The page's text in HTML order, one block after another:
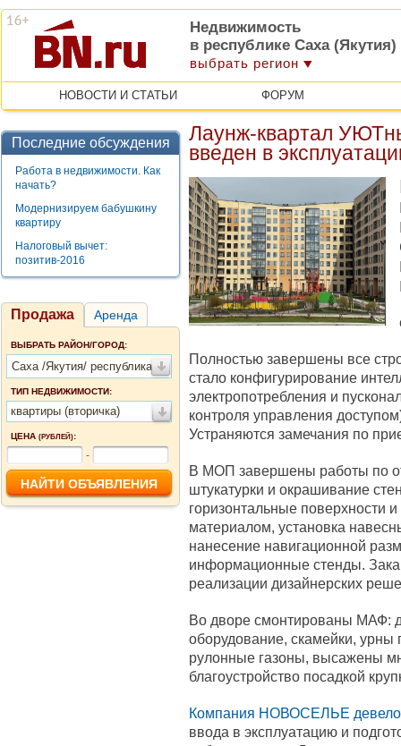
Недвижимость
в республике Саха (Якутия)
выбрать регион
НОВОСТИ И СТАТЬИ ФОРУМ
Последние обсуждения
Работа в недвижимости. Как
начать?
Модернизируем бабушкину
квартиру
Налоговый вычет:
позитив-2016
Продажа Аренда
ВЫБРАТЬ РАЙОН/ГОРОД:
Саха /Якутия/ республика
ТИП НЕДВИЖИМОСТИ:
квартиры (вторичка)
ЦЕНА (РУБЛЕЙ):
-
Лаунж-квартал
введен в
Полностью завершены все
стало конфигурирование
электропотребления и
контроля управления
Устраняются замечания по
В МОП завершены работы по
штукатурки и окрашивание
горизонтальные поверхности
материалом, установка
нанесение навигационной
информационные стенды.
реализации дизайнерских
Во дворе смонтированы МАФ:
оборудование, скамейки, урны
рулонные газоны, высажены
благоустройство посадкой
Компания НОВОСЕЛЬЕ
ввода в эксплуатацию и